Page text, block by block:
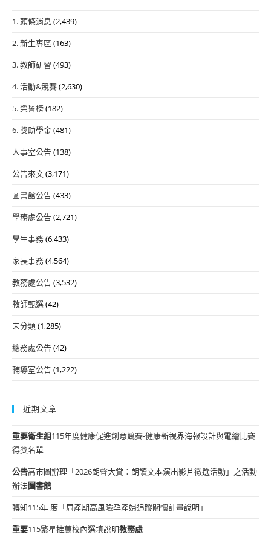
1. 頭條消息 (2,439)
2. 新生專區 (163)
3. 教師研習 (493)
4. 活動&競賽(2,630)
5. 榮譽榜(182)
6. 獎助學金(481)
人事室公告(138)
公告來文(3,171)
圖書館公告(433)
學務處公告(2,721)
學生事務(6,433)
家長事務(4,564)
教務處公告(3,532)
教師甄選(42)
未分類(1,285)
總務處公告(42)
輔導室公告(1,222)
近期文章
重要衛生組115年度健康促進創意競賽-健康新視界海報設計與電繪比賽
得獎名單
公告高市圖辦理「2026朗聲大賞：朗讀文本演出影片徵選活動」之活動
辦法圖書館
轉知115年 度「周產期高風險孕產婦追蹤關懷計畫說明」
重要115繁星推薦校內選填說明教務處